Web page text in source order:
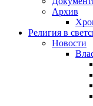
Архив
Религия в
Новости